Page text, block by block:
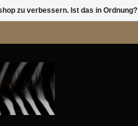
zu verbessern. Ist das in Ordnung?